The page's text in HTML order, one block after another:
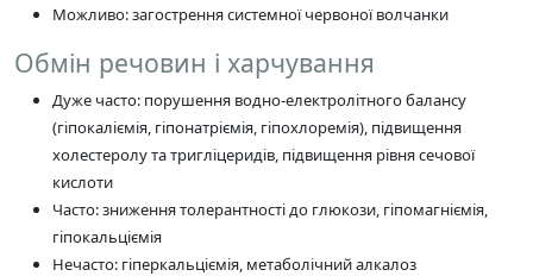
Можливо: загострення системної червоної волчанки
Обмін речовин і харчування
Дуже часто: порушення водно-електролітного балансу
(гіпокаліємія, гіпонатріємія, гіпохлоремія), підвищення
холестеролу та тригліцеридів, підвищення рівня сечової
кислоти
Часто: зниження толерантності до глюкози, гіпомагніємія,
гіпокальціємія
Нечасто: гіперкальціємія, метаболічний алкалоз